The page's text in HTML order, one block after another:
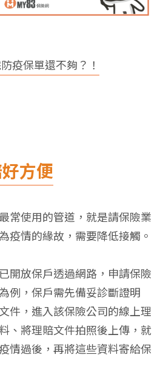
疫保單還不夠？！
方便
常使用的管道，就是請保險業
疫情的緣故，需要降低接觸。
開放保戶透過網路，申請保險
例，保戶需先備妥診斷證明
件，進入該保險公司的線上理
、將理賠文件拍照後上傳，就
情過後，再將這些資料寄給保